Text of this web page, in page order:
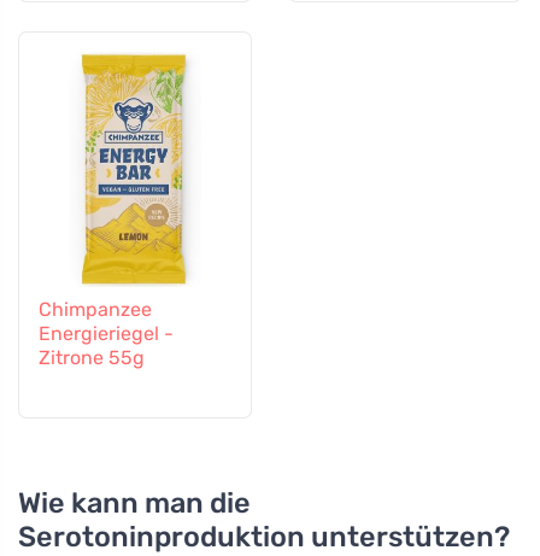
Chimpanzee
Energieriegel -
Zitrone 55g
Wie kann man die
Serotoninproduktion unterstützen?